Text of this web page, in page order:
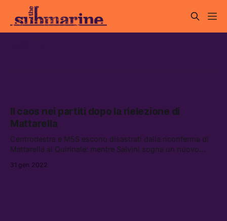
Il caos nei partiti dopo la rielezione di
Mattarella
Centrodestra e M5S escono disastrati dalla riconferma di
Mattarella al Quirinale: mentre Salvini sogna un nuovo
scontro finale
31 gen 2022